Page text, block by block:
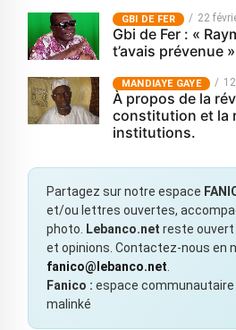
GBI DE FER 22
Gbi de Fer : «
t’avais prévenue »
MANDIAYE GAYE
À propos de la
constitution et la
institutions.
Partagez sur notre espace
et/ou lettres ouvertes,
photo.
Lebanco.net reste
et opinions. Contactez-nous en
fanico@lebanco.net
Fanico : espace communautaire
malinké